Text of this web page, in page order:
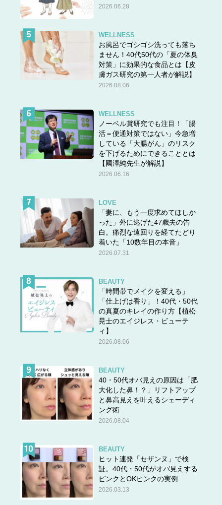
2026.06.28
WELLNESS
お風呂でゴシゴシ洗っても落ち
ません！40代50代の「夏の体臭
対策」に効果的な食品とは【皮
膚ガス研究の第一人者が解説】
2026.08.06
WELLNESS
ノーベル賞研究でも注目！「腸
活＝便通対策ではない」今急増
している「大腸がん」のリスク
を下げるためにできることとは
【國澤純先生が解説】
2026.06.16
LOVE
「妻に、もう一度求めてほしか
った」外に逃げた47歳夫の告
白。痛烈な遠回りを経てたどり
着いた「10数年目の本音」
2026.07.31
BEAUTY
「時間帯でメイクを変える」
「仕上げは香り」！40代・50代
の真夏のキレイの作り方【植松
晃士のエイジレス・ビューテ
ィ】
2026.08.06
BEAUTY
40・50代オバ見えの原因は「肥
大化した鼻！？」リフトアップ
と鼻高見えを叶えるシェーディ
ング術
2026.08.04
BEAUTY
ヒット連発「セザンヌ」で検
証。40代・50代がオバ見えする
ピンクとOKピンクの実例
2026.03.13